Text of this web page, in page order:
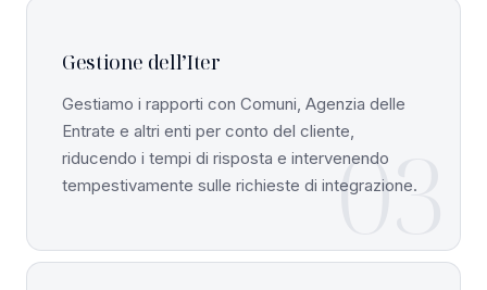
03
Gestione dell’Iter
Gestiamo i rapporti con Comuni, Agenzia delle
Entrate e altri enti per conto del cliente,
riducendo i tempi di risposta e intervenendo
tempestivamente sulle richieste di integrazione.